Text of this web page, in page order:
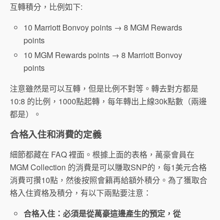
互轉積分，比例如下:
10 Marriott Bonvoy points → 8 MGM Rewards
points
10 MGM Rewards points → 8 Marriott Bonvoy
points
注意雖然是可以互轉，但是比例不對等。轉去對方都是
10:8 的比例，1000點起轉，每年轉出上線30k點數（兩邊
都是）。
合格入住和消費的定義
細節都藏在 FAQ 裡面。根據上面的表格，萬豪會員在
MGM Collection 的消費是可以賺取SNP的，每1美元合格
消費可攢10點，然後按照會籍再給額外積分。為了獲取合
格入住資格及積分，有以下兩點要注意：
合格入住：必須是從萬豪這邊產生的預定，從